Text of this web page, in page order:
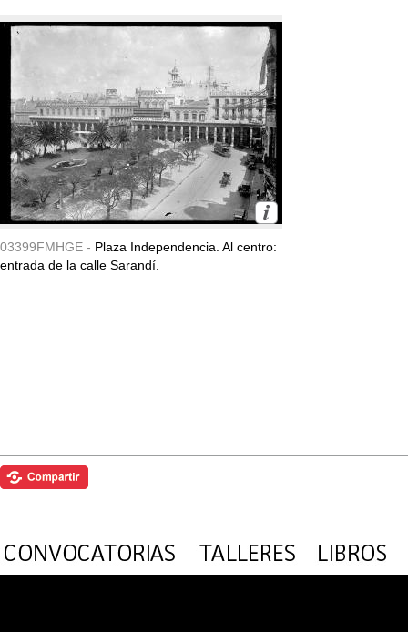
03399FMHGE - Plaza Independencia. Al centro:
entrada de la calle Sarandí.